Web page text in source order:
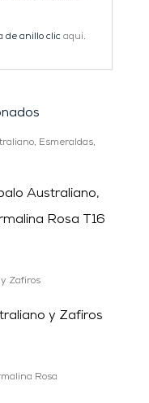
de anillo clic aquí.
Australiano,
Rosa T16
y Zafiros